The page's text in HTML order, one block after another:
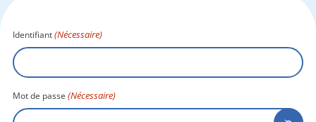
Identifiant(Nécessaire)
Mot de passe (Nécessaire)